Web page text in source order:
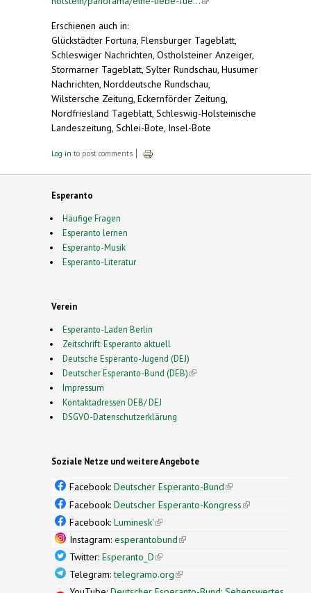
Erschienen auch in:
Glückstädter Fortuna, Flensburger Tageblatt,
Schleswiger Nachrichten, Ostholsteiner Anzeiger,
Stormarner Tageblatt, Sylter Rundschau, Husumer
Nachrichten, Norddeutsche Rundschau,
Wilstersche Zeitung, Eckernförder Zeitung,
Nordfriesland Tageblatt, Schleswig-Holsteinische
Landeszeitung, Schlei-Bote, Insel-Bote
Log in to post comments
Esperanto
Häufige Fragen
Esperanto lernen
Esperanto-Musik
Esperanto-Literatur
Verein
Esperanto-Laden Berlin
Zeitschrift: Esperanto aktuell
Deutsche Esperanto-Jugend (DEJ)
Deutscher Esperanto-Bund (DEB)(link is external)
Impressum
Kontaktadressen DEB/ DEJ
DSGVO-Datenschutzerklärung
Soziale Netze und weitere Angebote
Facebook: Deutscher Esperanto-Bund(link is
external)
Facebook: Deutscher Esperanto-Kongress(link is
Facebook: Luminesk'(link is external)
Instagram: esperantobund(link is external)
Twitter: Esperanto_D(link is external)
Telegram:telegramo.org(link is external)